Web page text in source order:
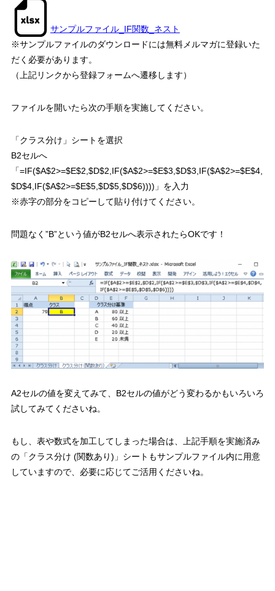
サンプルファイル_IF関数_ネスト
※サンプルファイルのダウンロードには無料メルマガに登録いた
だく必要があります。
（上記リンクから登録フォームへ遷移します）
ファイルを開いたら次の手順を実施してください。
「クラス分け」シートを選択
B2セルへ
「=IF($A$2>=$E$2,$D$2,IF($A$2>=$E$3,$D$3,IF($A$2>=$E$4,
$D$4,IF($A$2>=$E$5,$D$5,$D$6)))) 」を入力
※赤字の部分をコピーして貼り付けてください。
問題なく”B”という値がB2セルへ表示されたらOKです！
A2セルの値を変えてみて、B2セルの値がどう変わるかもいろいろ
試してみてくださいね。
もし、表や数式を加工してしまった場合は、上記手順を実施済み
の「クラス分け (関数あり)」シートもサンプルファイル内に用意
していますので、必要に応じてご活用くださいね。